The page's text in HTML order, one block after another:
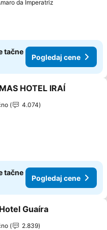
da Imperatriz
tačne
Pogledaj cene
u favorite
HOTEL IRAÍ
4.074
tačne
Pogledaj cene
u favorite
Guaíra
2.839